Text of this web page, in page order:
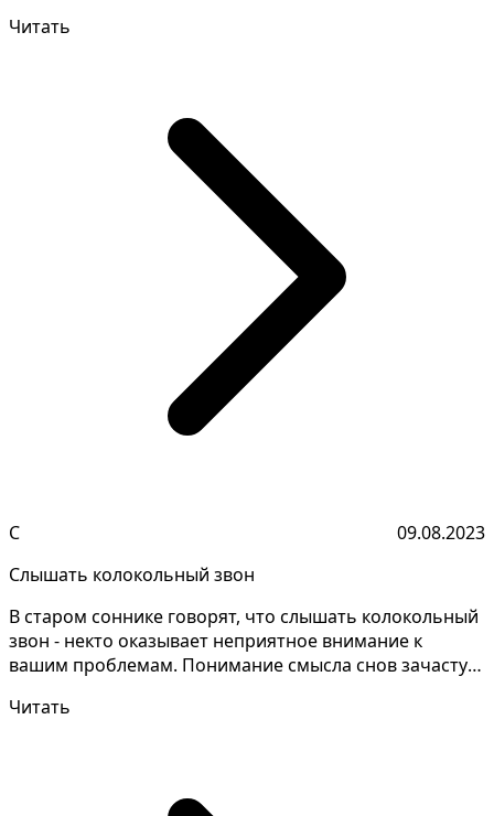
Читать
С
09.08.2023
Слышать колокольный звон
В старом соннике говорят, что слышать колокольный
звон - некто оказывает неприятное внимание к
вашим проблемам. Понимание смысла снов зачастую
Читать